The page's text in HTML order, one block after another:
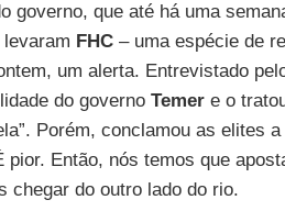
governo, que até há uma
FHC– uma espécie de
um alerta. Entrevistado
do governo Temere o
Porém, conclamou as elites
Então, nós temos que
chegar do outro lado do rio.